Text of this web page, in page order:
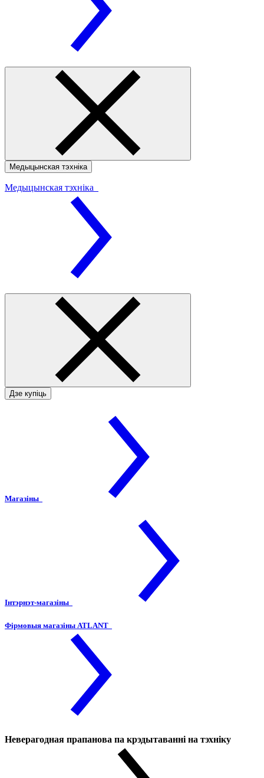
Медыцынская тэхніка
Медыцынская тэхніка
Дзе купіць
Магазіны
Інтэрнэт-магазіны
Фірмовыя магазіны ATLANT
Неверагодная прапанова па крэдытаванні на тэхніку